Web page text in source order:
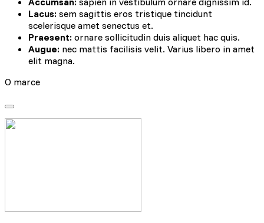
Lacus: sem sagittis eros tristique tincidunt
scelerisque amet senectus et.
Praesent: ornare sollicitudin duis aliquet hac quis.
Augue: nec mattis facilisis velit. Varius libero in amet
elit magna.
O marce